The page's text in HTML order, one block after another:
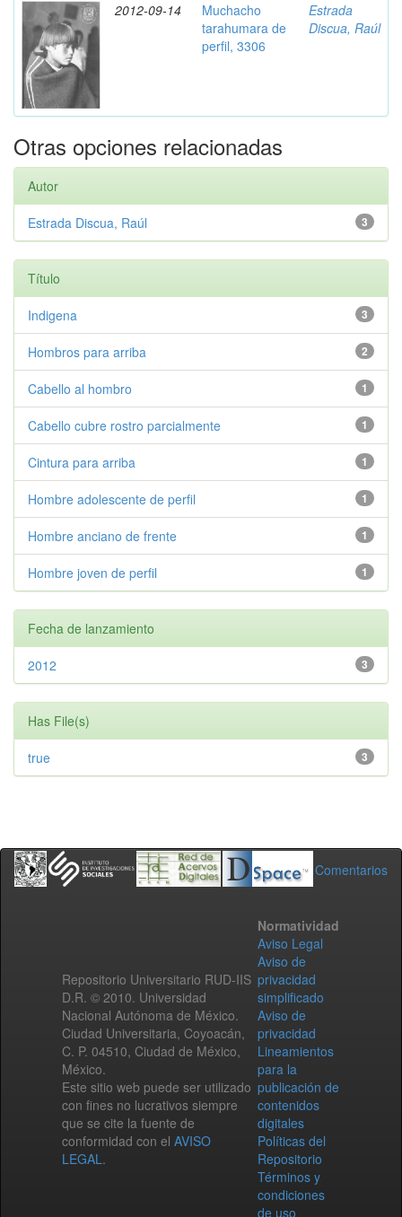
2012-09-14
Muchacho
tarahumara de
perfil, 3306
Estrada
Discua, Raúl
Otras opciones relacionadas
Autor
3
Estrada Discua, Raúl
Título
3
Indigena
2
Hombros para arriba
1
Cabello al hombro
1
Cabello cubre rostro parcialmente
1
Cintura para arriba
1
Hombre adolescente de perfil
1
Hombre anciano de frente
1
Hombre joven de perfil
Fecha de lanzamiento
3
2012
Has File(s)
3
true
Comentarios
Repositorio Universitario RUD-IIS
D.R. © 2010. Universidad
Nacional Autónoma de México.
Ciudad Universitaria, Coyoacán,
C. P. 04510, Ciudad de México,
México.
Este sitio web puede ser utilizado
con fines no lucrativos siempre
que se cite la fuente de
conformidad con el AVISO
LEGAL.
Normatividad
Aviso Legal
Aviso de
privacidad
simplificado
Aviso de
privacidad
Lineamientos
para la
publicación de
contenidos
digitales
Políticas del
Repositorio
Términos y
condiciones
de uso